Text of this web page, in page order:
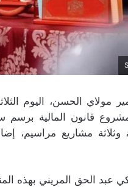
الحسن، اليوم
مشاريع مراسيم،
عبد الحق المريني بهذه